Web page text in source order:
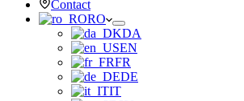
Contact
RO
DA
EN
FR
DE
IT